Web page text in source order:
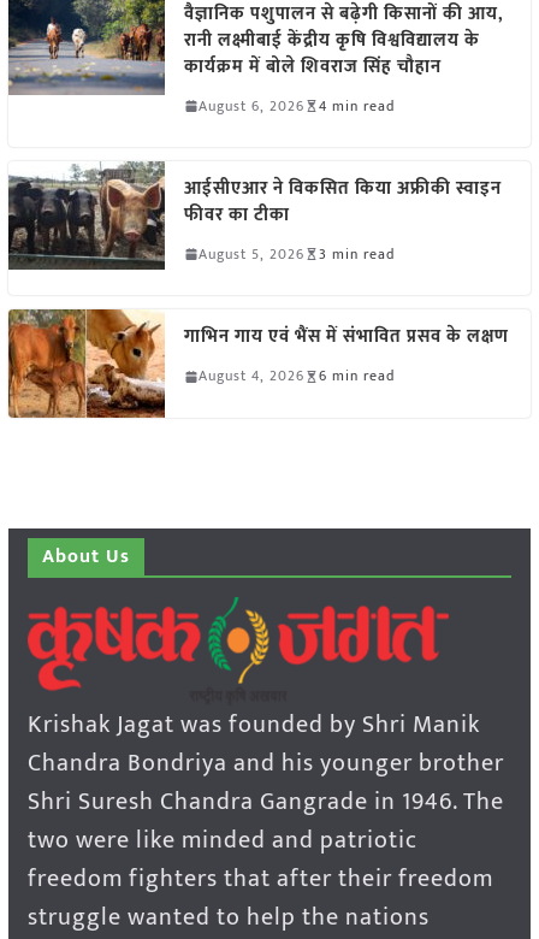
वैज्ञानिक पशुपालन से बढ़ेगी किसानों की आय,
रानी लक्ष्मीबाई केंद्रीय कृषि विश्वविद्यालय के
कार्यक्रम में बोले शिवराज सिंह चौहान
August 6, 2026 4 min read
आईसीएआर ने विकसित किया अफ्रीकी स्वाइन
फीवर का टीका
August 5, 2026 3 min read
गाभिन गाय एवं भैंस में संभावित प्रसव के लक्षण
August 4, 2026 6 min read
About Us
Krishak Jagat was founded by Shri Manik
Chandra Bondriya and his younger brother
Shri Suresh Chandra Gangrade in 1946. The
two were like minded and patriotic
freedom fighters that after their freedom
struggle wanted to help the nations